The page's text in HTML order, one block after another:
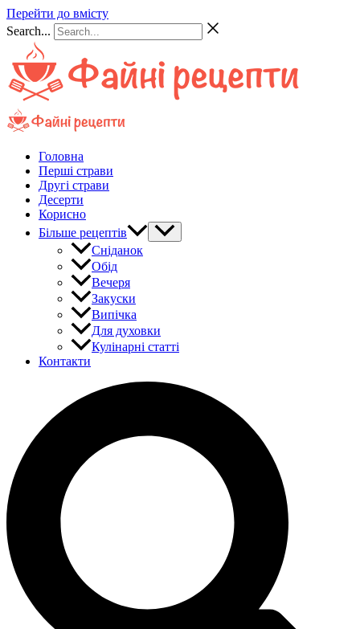
Перейти до вмісту
Search...
Головна
Перші страви
Другі страви
Десерти
Корисно
Більше рецептів
Сніданок
Обід
Вечеря
Закуски
Випічка
Для духовки
Кулінарні статті
Контакти